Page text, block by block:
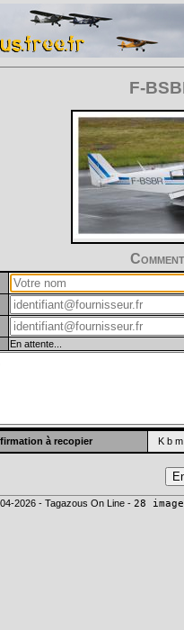
F-
En attente...
à recopier K b
2026 - Tagazous On Line - 28